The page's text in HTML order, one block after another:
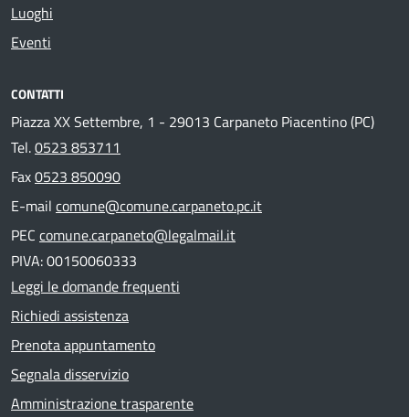
Luoghi
Eventi
CONTATTI
Piazza XX Settembre, 1 - 29013 Carpaneto Piacentino (PC)
Tel.0523 853711
Fax0523 850090
E-mail comune@comune.carpaneto.pc.it
PEC comune.carpaneto@legalmail.it
PIVA: 00150060333
Leggi le domande frequenti
Richiedi assistenza
Prenota appuntamento
Segnala disservizio
Amministrazione trasparente